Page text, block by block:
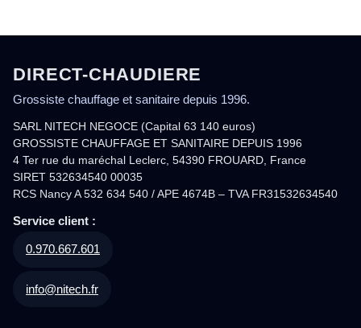
DIRECT-CHAUDIERE
Grossiste chauffage et sanitaire depuis 1996.
SARL NITECH NEGOCE (Capital 63 140 euros)
GROSSISTE CHAUFFAGE ET SANITAIRE DEPUIS 1996
4 Ter rue du maréchal Leclerc, 54390 FROUARD, France
SIRET 532634540 00035
RCS Nancy A 532 634 540 / APE 4674B – TVA FR31532634540
Service client :
0.970.667.601
info@nitech.fr